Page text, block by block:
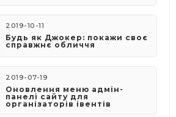
2019-10-11
Будь як Джокер: покажи своє
справжнє обличчя
2019-07-19
Оновлення меню адмін-
панелі сайту для
організаторів івентів